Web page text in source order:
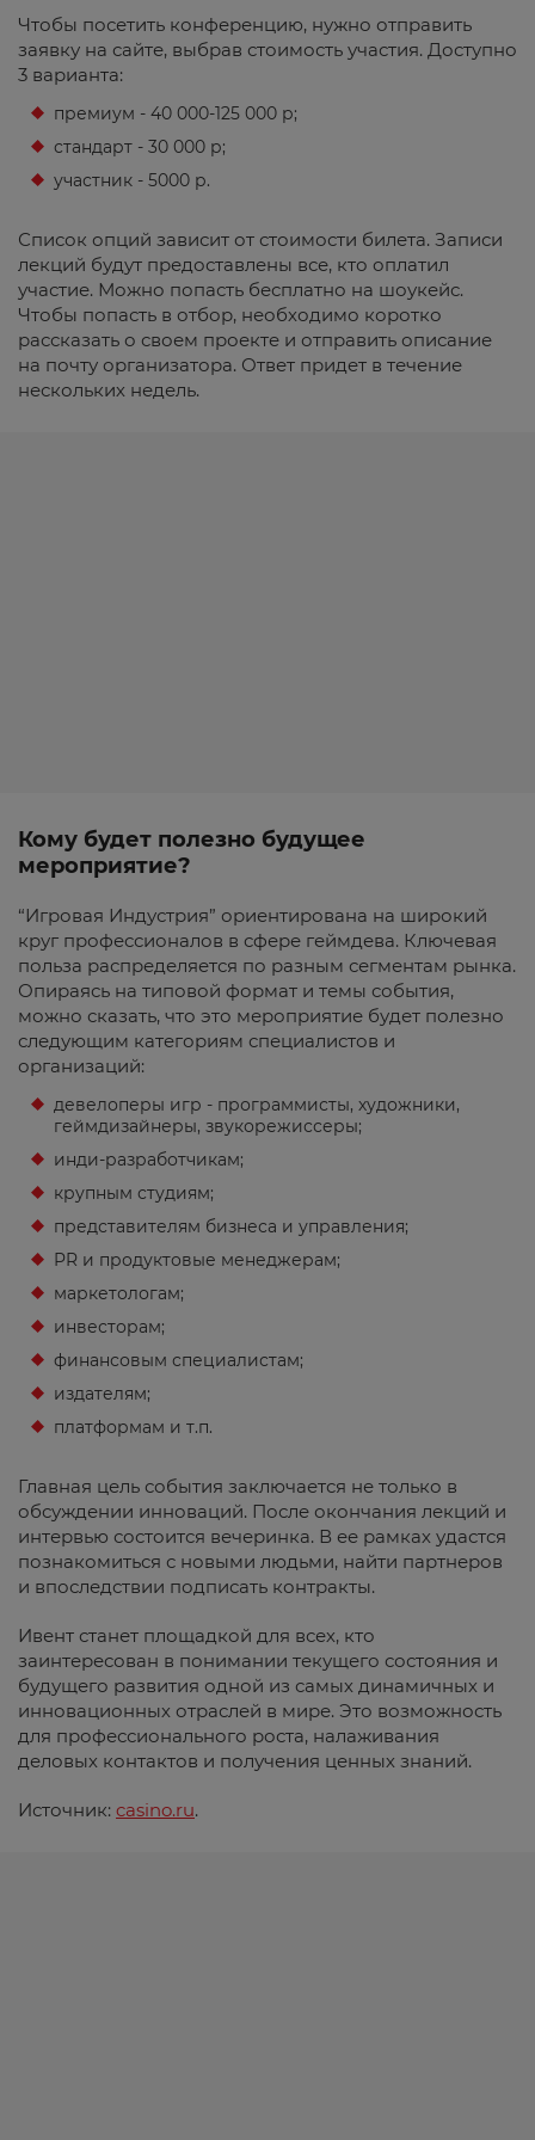
Чтобы посетить конференцию, нужно отправить
заявку на сайте, выбрав стоимость участия. Доступно
3 варианта:
премиум - 40 000-125 000 р;
стандарт - 30 000 р;
участник - 5000 р.
Список опций зависит от стоимости билета. Записи
лекций будут предоставлены все, кто оплатил
участие. Можно попасть бесплатно на шоукейс.
Чтобы попасть в отбор, необходимо коротко
рассказать о своем проекте и отправить описание
на почту организатора. Ответ придет в течение
нескольких недель.
Кому будет полезно будущее
мероприятие?
“Игровая Индустрия” ориентирована на широкий
круг профессионалов в сфере геймдева. Ключевая
польза распределяется по разным сегментам рынка.
Опираясь на типовой формат и темы события,
можно сказать, что это мероприятие будет полезно
следующим категориям специалистов и
организаций:
девелоперы игр - программисты, художники,
геймдизайнеры, звукорежиссеры;
инди-разработчикам;
крупным студиям;
представителям бизнеса и управления;
PR и продуктовые менеджерам;
маркетологам;
инвесторам;
финансовым специалистам;
издателям;
платформам и т.п.
Главная цель события заключается не только в
обсуждении инноваций. После окончания лекций и
интервью состоится вечеринка. В ее рамках удастся
познакомиться с новыми людьми, найти партнеров
и впоследствии подписать контракты.
Ивент станет площадкой для всех, кто
заинтересован в понимании текущего состояния и
будущего развития одной из самых динамичных и
инновационных отраслей в мире. Это возможность
для профессионального роста, налаживания
деловых контактов и получения ценных знаний.
Источник: casino.ru.